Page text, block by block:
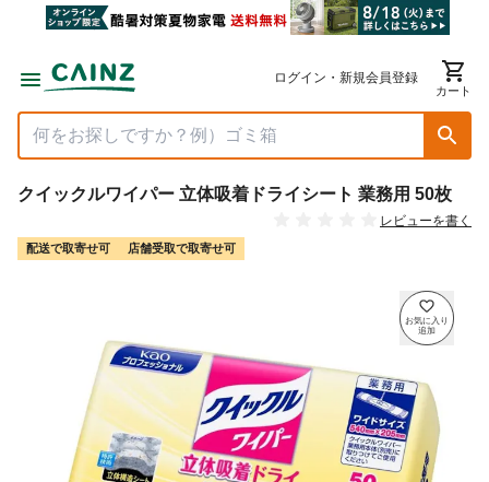
ログイン・新規会員登録
カート
クイックルワイパー 立体吸着ドライシート 業務用 50枚
レビューを書く
配送で取寄せ可 店舗受取で取寄せ可